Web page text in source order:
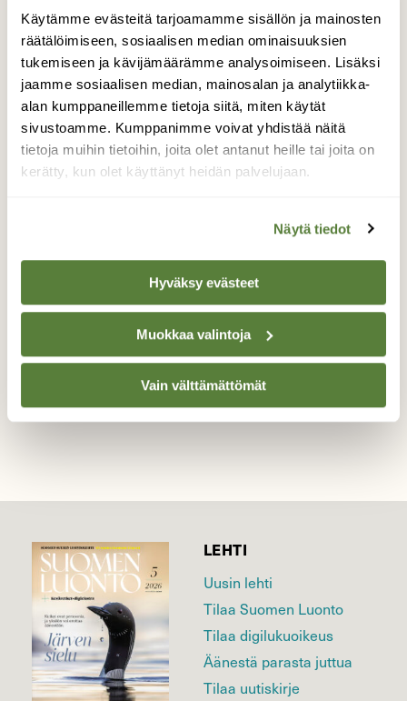
Käytämme evästeitä tarjoamamme sisällön ja mainosten
räätälöimiseen, sosiaalisen median ominaisuuksien
tukemiseen ja kävijämäärämme analysoimiseen. Lisäksi
jaamme sosiaalisen median, mainosalan ja analytiikka-
alan kumppaneillemme tietoja siitä, miten käytät
sivustoamme. Kumppanimme voivat yhdistää näitä
tietoja muihin tietoihin, joita olet antanut heille tai joita on
kerätty, kun olet käyttänyt heidän palvelujaan.
Näytä tiedot
Hyväksy evästeet
Muokkaa valintoja
Vain välttämättömät
Nokkosperhoset
Nokkosperhoset parittelevat.
Valokuvaaja: Aki Jalava, Rusko 21.4.2020
TAKAISIN LISTAAN
LEHTI
Uusin lehti
Tilaa Suomen Luonto
Tilaa digilukuoikeus
Äänestä parasta juttua
Tilaa uutiskirje